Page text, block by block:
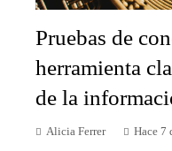
Pruebas de
herramienta
de la
Alicia Ferrer Hace 7